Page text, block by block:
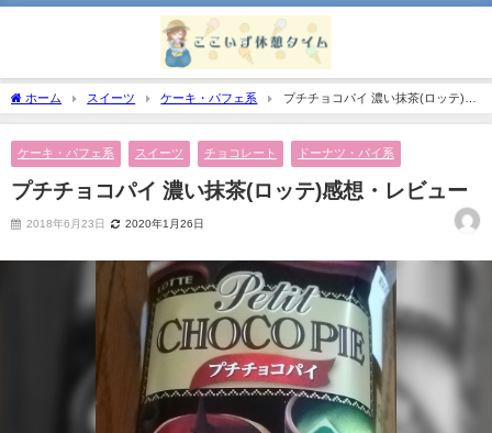
ホーム スイーツ ケーキ・パフェ系
プチチョコパイ 濃い抹茶(ロッテ)感
想・レビュー
ケーキ・パフェ系 スイーツ チョコレート ドーナツ・パイ系
プチチョコパイ 濃い抹茶(ロッテ)感想・レビュー
2018年6月23日 2020年1月26日